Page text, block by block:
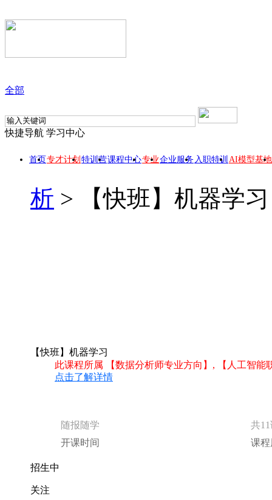
全部
快捷导航 学习中心
首页专才计划 特训营课程中心专业企业服务 入职特训 AI模型基地
析 > 【快班】机器学习
【快班】机器学习
此课程所属 【数据分析师专业方向】, 【人工智
点击了解详情
随报随学
共
开课时间
课
招生中
关注